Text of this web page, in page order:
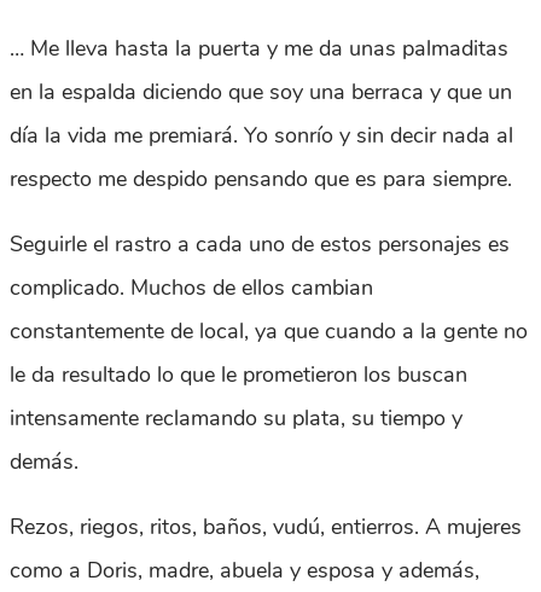
… Me lleva hasta la puerta y me da unas palmaditas
en la espalda diciendo que soy una berraca y que un
día la vida me premiará. Yo sonrío y sin decir nada al
respecto me despido pensando que es para siempre.
Seguirle el rastro a cada uno de estos personajes es
complicado. Muchos de ellos cambian
constantemente de local, ya que cuando a la gente no
le da resultado lo que le prometieron los buscan
intensamente reclamando su plata, su tiempo y
demás.
Rezos, riegos, ritos, baños, vudú, entierros. A mujeres
como a Doris, madre, abuela y esposa y además,